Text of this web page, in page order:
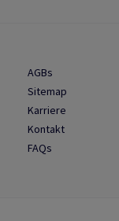
AGBs
Sitemap
Karriere
Kontakt
FAQs